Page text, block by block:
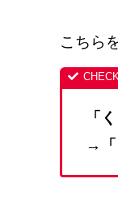
こちら
「
→「